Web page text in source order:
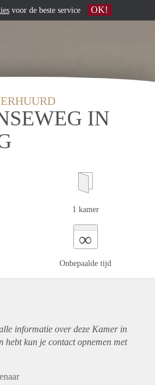
IN
1 kamer
∞
Onbepaalde tijd
informatie over deze Kamer in
hebt kun je contact opnemen met
voor de beste service OK!